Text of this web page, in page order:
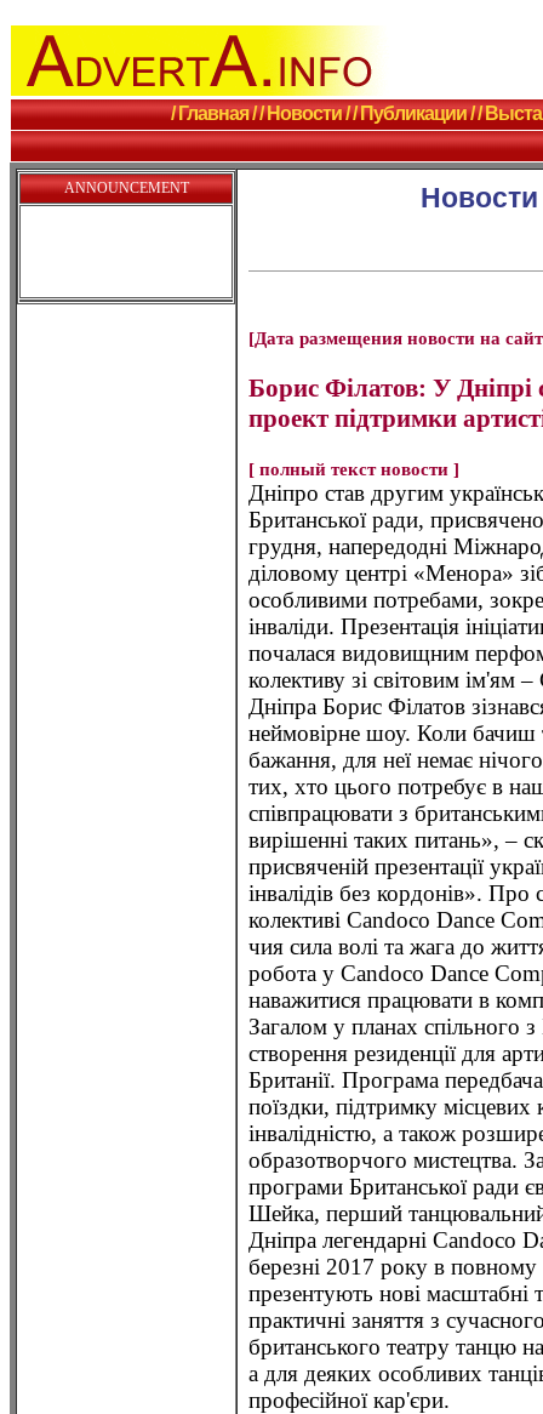
/ Главная // Новости // Публикации //
ANNOUNCEMENT
[Дата размещения новости на
Борис Філатов: У Дніпрі
проект підтримки
[ полный текст новости ]
Дніпро став другим
Британської ради,
грудня, напередодні
діловому центрі «Менора»
особливими потребами,
інваліди. Презентація
почалася видовищним
колективу зі світовим ім'ям
Дніпра Борис Філатов
неймовірне шоу. Коли бачиш
бажання, для неї немає
тих, хто цього потребує в
співпрацювати з
вирішенні таких питань», –
присвяченій презентації
інвалідів без кордонів».
колективі Candoco Dance
чия сила волі та жага до
робота у Candoco Dance
наважитися працювати в
Загалом у планах спільного
створення резиденції для
Британії. Програма
поїздки, підтримку місцевих
інвалідністю, а також
образотворчого мистецтва.
програми Британської ради
Шейка, перший
Дніпра легендарні Candoco
березні 2017 року в повному
презентують нові масштабні
практичні заняття з
британського театру танцю
а для деяких особливих
професійної кар'єри.